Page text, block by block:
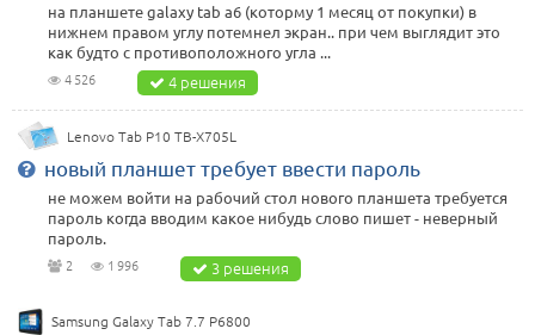
на планшете galaxy tab a6 (которму 1 месяц от покупки) в
нижнем правом углу потемнел экран.. при чем выглядит это
как будто с противоположного угла ...
4 526 4 решения
Lenovo Tab P10 TB-X705L
новый планшет требует ввести пароль
не можем войти на рабочий стол нового планшета требуется
пароль когда вводим какое нибудь слово пишет - неверный
пароль.
2 1 996 3 решения
Samsung Galaxy Tab 7.7 P6800